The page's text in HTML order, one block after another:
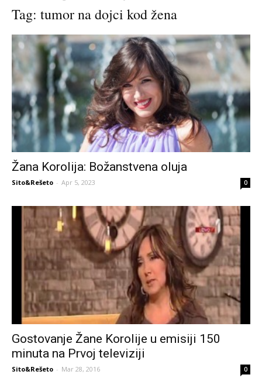
Tag: tumor na dojci kod žena
Žana Korolija: Božanstvena oluja
Sito&Rešeto - Apr 5, 2023 0
Gostovanje Žane Korolije u emisiji 150
minuta na Prvoj televiziji
Sito&Rešeto - Mar 28, 2016 0